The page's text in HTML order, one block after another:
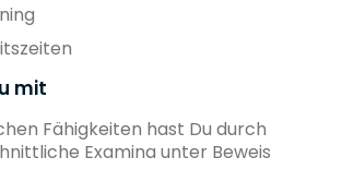
mit
Fähigkeiten hast Du durch
Examina unter Beweis